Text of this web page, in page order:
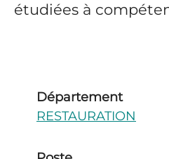
étudiées à
Département
RESTAURATION